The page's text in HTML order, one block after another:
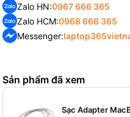
Zalo HN:0967 666 365
Zalo HCM:0968 666 365
Messenger:
Sản phẩm đã xem
Sạc Adapter